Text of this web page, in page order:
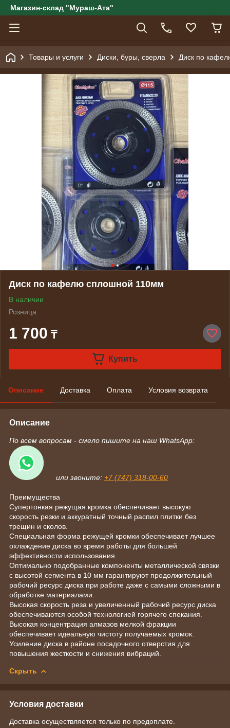
Магазин-склад "Мураш-Ата"
Товары и услуги Диски, буры, сверла Диск по
Диск по кафелю сплошной 110мм
В наличии
Розница
1 700 ₸
Купить
Описание Доставка Оплата Условия возврата
Описание
По всем вопросам - смело пишите на наш WhatsApp:
или звоните: +7 (747) 318-00-60
Преимущества
Супертонкая режущая кромка обеспечивает высокую
скорость резки и аккуратный точный распил плитки без
трещин и сколов.
Специальная форма режущей кромки обеспечивает лучшее
охлаждение диска во время работы для большей
эффективности использования.
Оптимально подобранные компоненты металлической связки
с высотой сегмента в 10 мм гарантируют продолжительный
рабочий ресурс диска при работе даже с самыми сложными в
обработке материалами.
Высокая скорость реза и увеличенный рабочий ресурс диска
обеспечиваются особой технологией горячего спекания.
Высокая концентрация алмазов мелкой фракции
обеспечивает идеальную чистоту получаемых кромок.
Усиление диска в районе посадочного отверстия для
повышения жесткости и снижения вибраций.
Скрыть
Условия доставки
Доставка осуществляется только по предоплате.